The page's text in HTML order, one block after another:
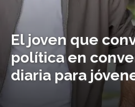
El joven que
política en
diaria para